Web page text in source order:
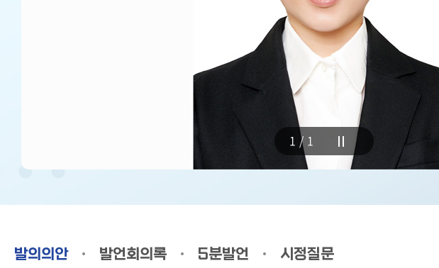
1/1
발의의안 발언회의록 5분발언 시정질문